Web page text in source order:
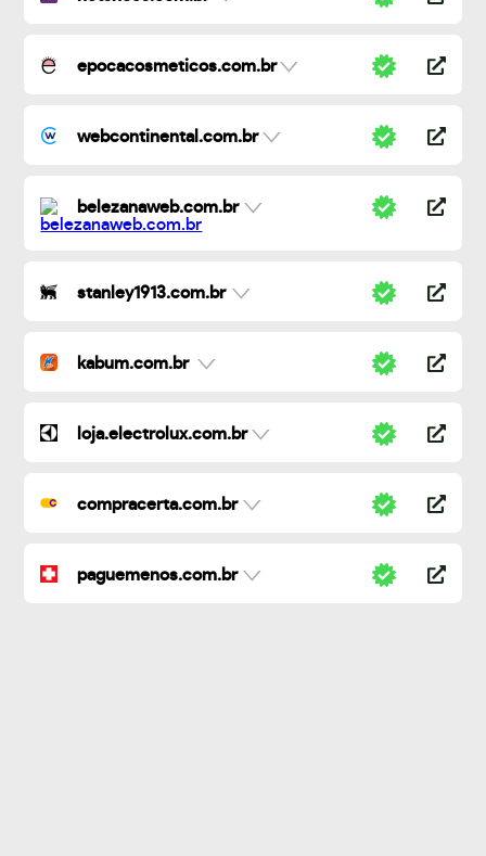
epocacosmeticos.com.br
webcontinental.com.br
belezanaweb.com.br
stanley1913.com.br
kabum.com.br
loja.electrolux.com.br
compracerta.com.br
paguemenos.com.br